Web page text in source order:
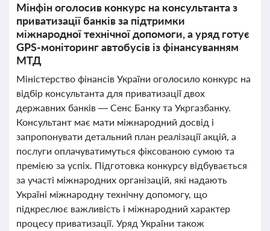
Мінфін оголосив конкурс на консультанта з
приватизації банків за підтримки
міжнародної технічної допомоги, а уряд готує
GPS-моніторинг автобусів із фінансуванням
МТД
Міністерство фінансів України оголосило конкурс на
відбір консультанта для приватизації двох
державних банків — Сенс Банку та Укргазбанку.
Консультант має мати міжнародний досвід і
запропонувати детальний план реалізації акцій, а
послуги оплачуватимуться фіксованою сумою та
премією за успіх. Підготовка конкурсу відбувається
за участі міжнародних організацій, які надають
Україні міжнародну технічну допомогу, що
підкреслює важливість і міжнародний характер
процесу приватизації. Уряд України також